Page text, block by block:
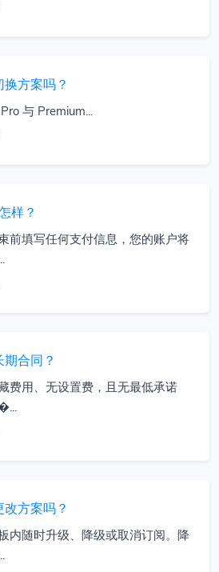
方案吗？
与 Premium...
样？
前填写任何支付信息，您的账户将
合同？
费用、无设置费，且无最低承诺
方案吗？
内随时升级、降级或取消订阅。降